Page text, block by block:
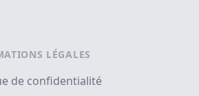
LÉGALES
de confidentialité